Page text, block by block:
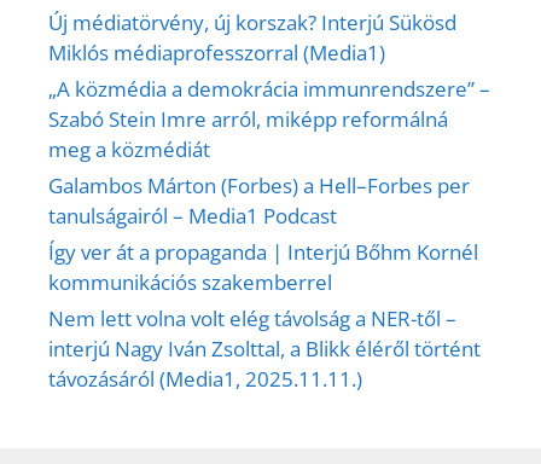
Új médiatörvény, új korszak? Interjú Sükösd
Miklós médiaprofesszorral (Media1)
„A közmédia a demokrácia immunrendszere” –
Szabó Stein Imre arról, miképp reformálná
meg a közmédiát
Galambos Márton (Forbes) a Hell–Forbes per
tanulságairól – Media1 Podcast
Így ver át a propaganda | Interjú Bőhm Kornél
kommunikációs szakemberrel
Nem lett volna volt elég távolság a NER-től –
interjú Nagy Iván Zsolttal, a Blikk éléről történt
távozásáról (Media1, 2025.11.11.)